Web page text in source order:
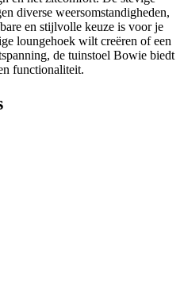
diverse weersomstandigheden,
en stijlvolle keuze is voor je
loungehoek wilt creëren of een
de tuinstoel Bowie biedt
functionaliteit.